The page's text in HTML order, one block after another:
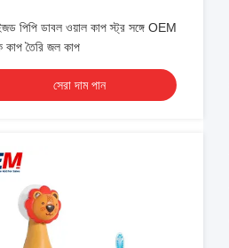
পিপি ডাবল ওয়াল কাপ স্ট্র সঙ্গে OEM
কাপ তৈরি জল কাপ
সেরা দাম পান